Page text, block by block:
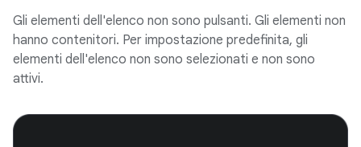
Gli elementi dell'elenco non sono pulsanti. Gli elementi non
hanno contenitori. Per impostazione predefinita, gli
elementi dell'elenco non sono selezionati e non sono
attivi.